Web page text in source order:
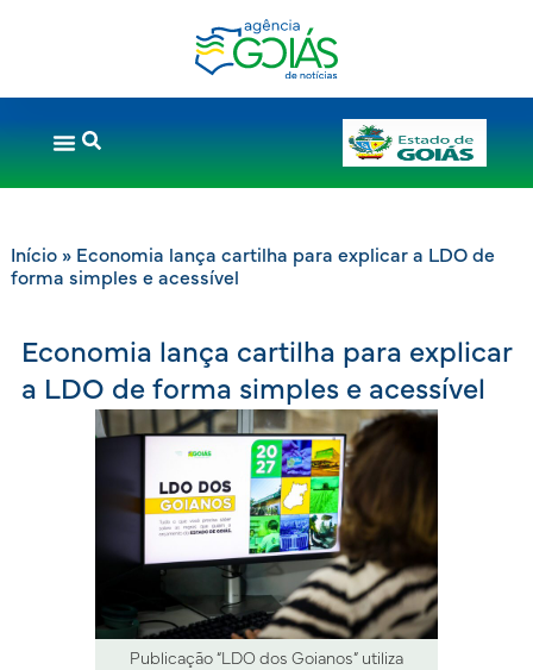
Início» Economia lança cartilha para explicar a LDO de
forma simples e acessível
Economia lança cartilha para explicar
a LDO de forma simples e acessível
Publicação “LDO dos Goianos” utiliza